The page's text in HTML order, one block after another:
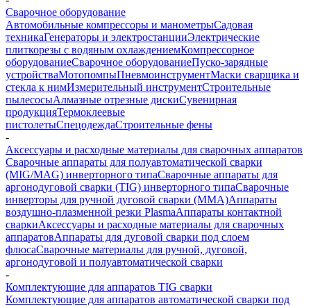
Сварочное оборудование
Автомобильные компрессоры и манометрыСадовая
техникаГенераторы и электростанцииЭлектрические
плиткорезы с водяным охлаждениемКомпрессорное
оборудованиеСварочное оборудованиеПуско-зарядные
устройстваМотопомпыПневмоинструментМаски сварщика и
стекла к нимИзмерительный инструментСтроительные
пылесосыАлмазные отрезные дискиСувенирная
продукцияТермоклеевые
пистолетыСпецодеждаСтроительные фены
-
Аксессуары и расходные материалы для сварочных аппаратов
Сварочные аппараты для полуавтоматической сварки
(MIG/MAG) инверторного типаСварочные аппараты для
аргонодуговой сварки (TIG) инверторного типаСварочные
инверторы для ручной дуговой сварки (MMA)Аппараты
воздушно-плазменной резки PlasmaАппараты контактной
сваркиАксессуары и расходные материалы для сварочных
аппаратовАппараты для дуговой сварки под слоем
флюсаСварочные материалы для ручной, дуговой,
аргонодуговой и полуавтоматической сварки
-
Комплектующие для аппаратов TIG сварки
Комплектующие для аппаратов автоматической сварки под